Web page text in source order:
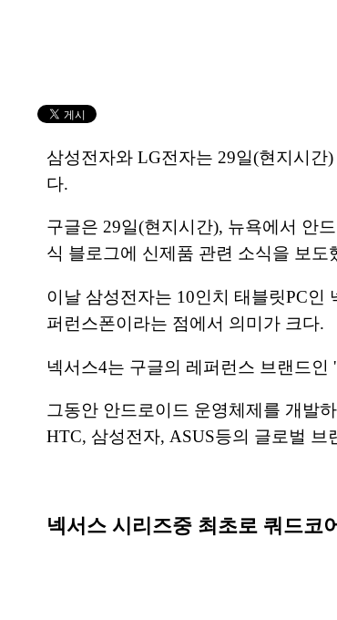
삼성전자와 LG전자는 29일(현지시
다.
구글은 29일(현지시간), 뉴욕에서 안
식 블로그에 신제품 관련 소식을 보도
이날 삼성전자는 10인치 태블릿PC인
퍼런스폰이라는 점에서 의미가 크다.
넥서스4는 구글의 레퍼런스 브랜드
그동안 안드로이드 운영체제를 개발
HTC, 삼성전자, ASUS등의 글로벌
넥서스 시리즈중 최초로 쿼드코